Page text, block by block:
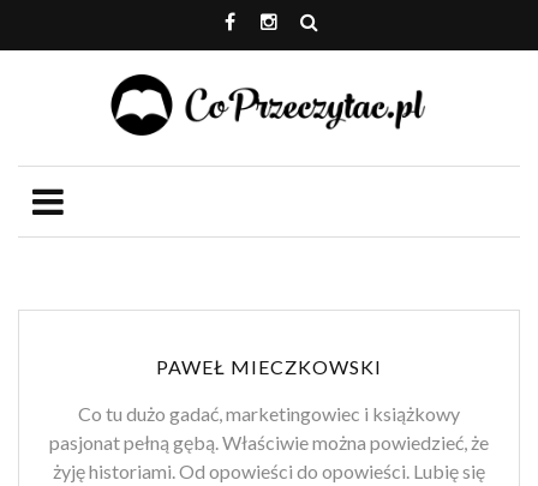
PAWEŁ MIECZKOWSKI
Co tu dużo gadać, marketingowiec i książkowy
pasjonat pełną gębą. Właściwie można powiedzieć, że
żyję historiami. Od opowieści do opowieści. Lubię się